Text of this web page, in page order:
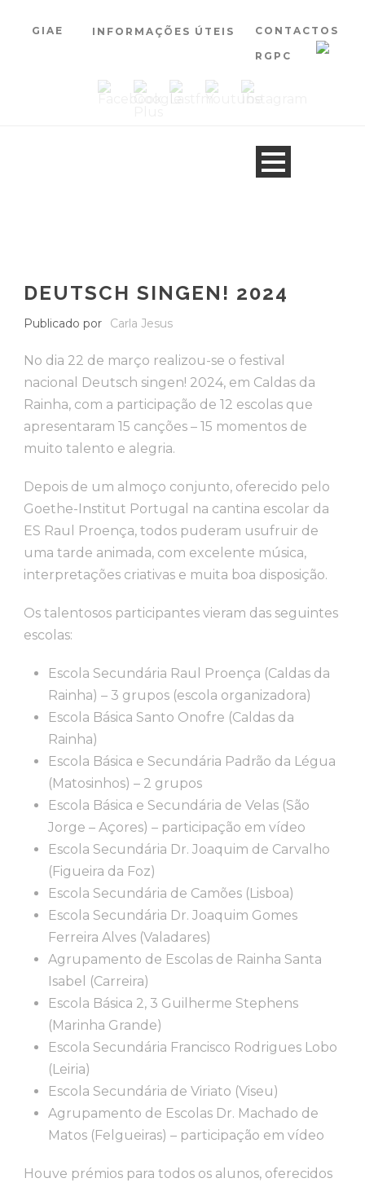
GIAE INFORMAÇÕES ÚTEIS CONTACTOS
RGPC
DEUTSCH SINGEN! 2024
Publicado por Carla Jesus
No dia 22 de março realizou-se o festival
nacional Deutsch singen! 2024, em Caldas da
Rainha, com a participação de 12 escolas que
apresentaram 15 canções – 15 momentos de
muito talento e alegria.
Depois de um almoço conjunto, oferecido pelo
Goethe-Institut Portugal na cantina escolar da
ES Raul Proença, todos puderam usufruir de
uma tarde animada, com excelente música,
interpretações criativas e muita boa disposição.
Os talentosos participantes vieram das seguintes
escolas:
Escola Secundária Raul Proença (Caldas da
Rainha) – 3 grupos (escola organizadora)
Escola Básica Santo Onofre (Caldas da
Rainha)
Escola Básica e Secundária Padrão da Légua
(Matosinhos) – 2 grupos
Escola Básica e Secundária de Velas (São
Jorge – Açores) – participação em vídeo
Escola Secundária Dr. Joaquim de Carvalho
(Figueira da Foz)
Escola Secundária de Camões (Lisboa)
Escola Secundária Dr. Joaquim Gomes
Ferreira Alves (Valadares)
Agrupamento de Escolas de Rainha Santa
Isabel (Carreira)
Escola Básica 2, 3 Guilherme Stephens
(Marinha Grande)
Escola Secundária Francisco Rodrigues Lobo
(Leiria)
Escola Secundária de Viriato (Viseu)
Agrupamento de Escolas Dr. Machado de
Matos (Felgueiras) – participação em vídeo
Houve prémios para todos os alunos, oferecidos